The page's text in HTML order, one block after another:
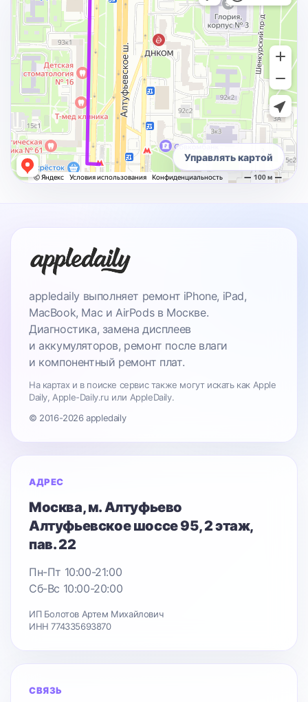
Управлять картой
appledaily выполняет ремонт iPhone, iPad,
MacBook, Mac и AirPods в Москве.
Диагностика, замена дисплеев
и аккумуляторов, ремонт после влаги
и компонентный ремонт плат.
На картах и в поиске сервис также могут искать как Apple
Daily, Apple-Daily.ru или AppleDaily.
© 2016-2026 appledaily
АДРЕС
Москва, м. Алтуфьево
Алтуфьевское шоссе 95, 2 этаж,
пав. 22
Пн-Пт 10:00-21:00
Сб-Вс 10:00-20:00
ИП Болотов Артем Михайлович
ИНН 774335693870
СВЯЗЬ